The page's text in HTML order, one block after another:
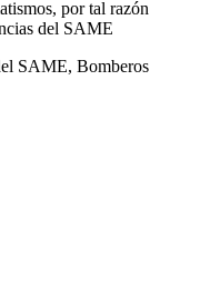
por tal razón
del SAME
SAME, Bomberos